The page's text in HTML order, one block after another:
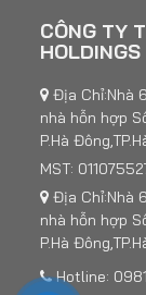
CÔNG TY
HOLDINGS
Địa Chỉ:Nhà
nhà hỗn hợp
P.Hà
MST:
Địa Chỉ:Nhà
nhà hỗn hợp
P.Hà
Hotline: